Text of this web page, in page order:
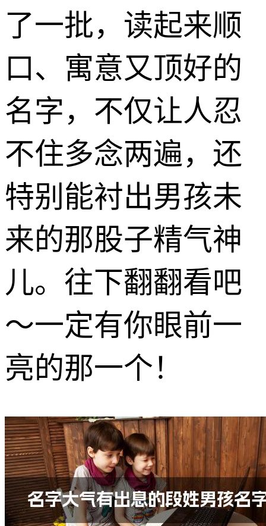
了一批，读起来顺
口、寓意又顶好的
名字，不仅让人忍
不住多念两遍，还
特别能衬出男孩未
来的那股子精气神
儿。往下翻翻看吧
～一定有你眼前一
亮的那一个！